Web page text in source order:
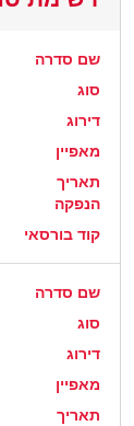
שם סדרה
סוג
דירוג
מאפיין
תאריך
הנפקה
קוד בורסאי
שם סדרה
סוג
דירוג
מאפיין
תאריך